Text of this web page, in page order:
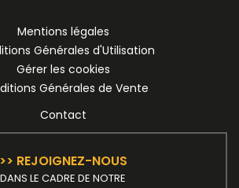
Mentions légales
Générales d'Utilisation
Gérer les cookies
Générales de Vente
Contact
>> REJOIGNEZ-NOUS
DANS LE CADRE DE NOTRE